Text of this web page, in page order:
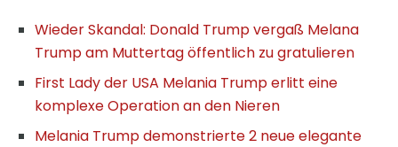
Wieder Skandal: Donald Trump vergaß Melana
Trump am Muttertag öffentlich zu gratulieren
First Lady der USA Melania Trump erlitt eine
komplexe Operation an den Nieren
Melania Trump demonstrierte 2 neue elegante